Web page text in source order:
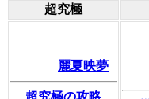
超究極
麗夏映夢
超究極の攻略